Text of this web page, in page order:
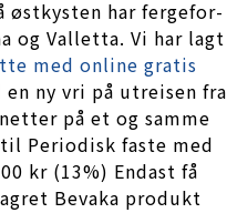
østkysten har ferge­for­
og Valletta. Vi har lagt
med online gratis
ny vri på utreisen fra
på et og samme
Periodisk faste med
kr (13%) Endast få
Bevaka produkt